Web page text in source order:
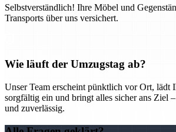
Selbstverständlich! Ihre Möbel und
Transports über uns versichert.
Wie läuft der Umzugstag ab?
Unser Team erscheint pünktlich vor Ort, lädt
sorgfältig ein und bringt alles sicher ans Ziel
und zuverlässig.